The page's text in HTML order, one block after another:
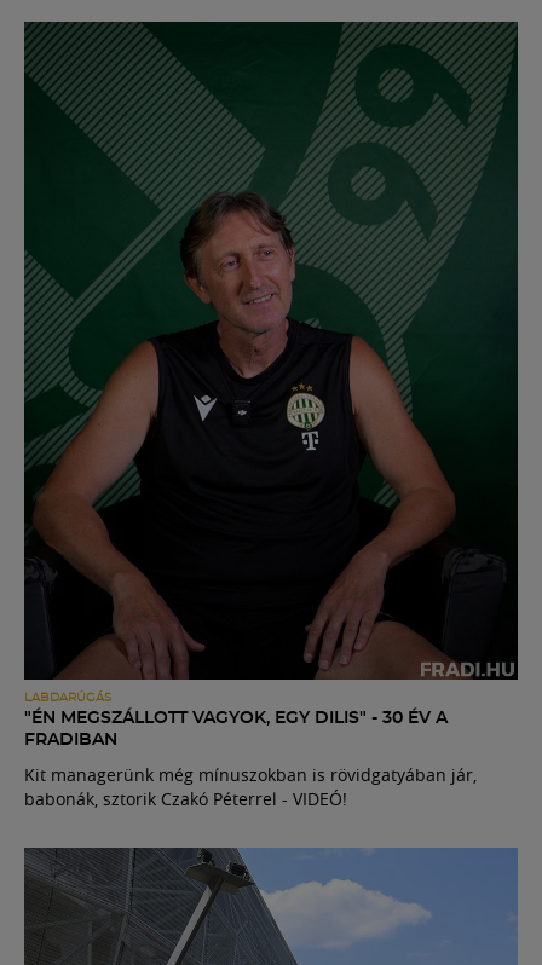
LABDARÚGÁS
"ÉN MEGSZÁLLOTT VAGYOK, EGY DILIS" - 30 ÉV A
FRADIBAN
Kit managerünk még mínuszokban is rövidgatyában jár,
babonák, sztorik Czakó Péterrel - VIDEÓ!